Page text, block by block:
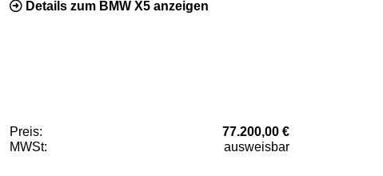
Details zum BMW X5 anzeigen
Preis:
77.200,00 €
MWSt:
ausweisbar